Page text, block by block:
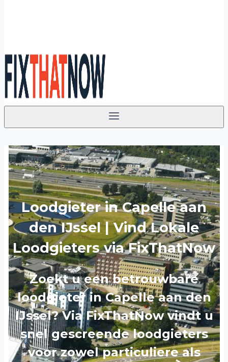
Loodgieter in Capelle aan
den IJssel | Vind Lokale
Loodgieters via FixThatNow
Zoekt u een betrouwbare
loodgieter in Capelle aan den
IJssel? Via FixThatNow vindt u
snel gescreende loodgieters
voor zowel particuliere als